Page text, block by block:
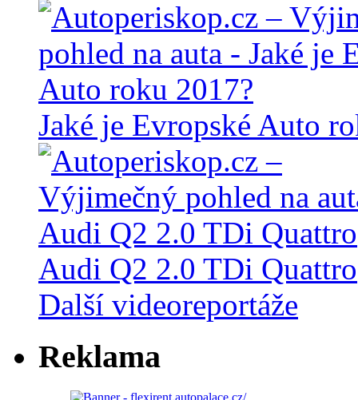
Jaké je Evropské Auto
Audi Q2 2.0 TDi Quattro
Další videoreportáže
Reklama